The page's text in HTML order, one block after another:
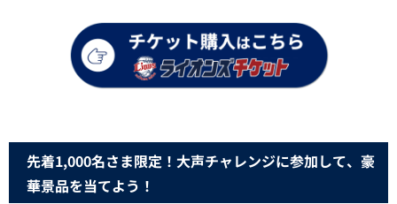
先着1,000名さま限定！大声チャレンジに参加して、豪
華景品を当てよう！